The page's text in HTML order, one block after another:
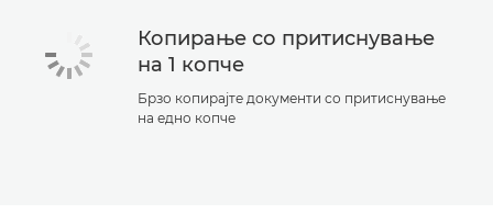
Копирање со притиснување
на 1 копче
Брзо копирајте документи со притиснување
на едно копче